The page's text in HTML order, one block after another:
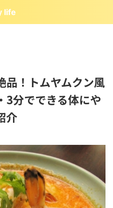
life
品！トムヤムクン風
3分でできる体にや
介